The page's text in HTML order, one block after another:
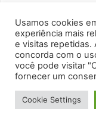
Não muito longe,
Santa Maria Nova
século XIV. Uma
San Gallo na
abaixo.
Usamos cookies
experiência mais
e visitas repetidas.
concorda com o
você pode visitar
fornecer um
Cookie Settings